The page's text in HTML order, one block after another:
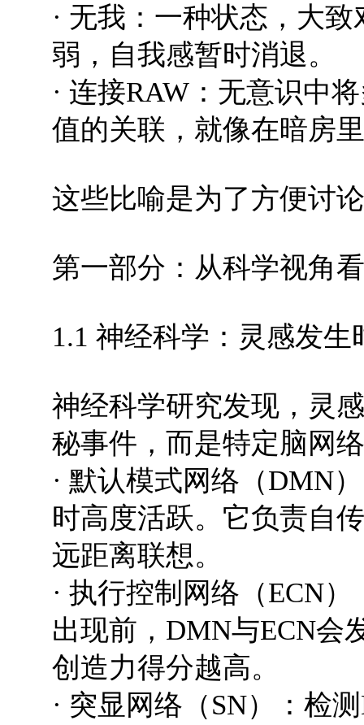
· 无我：一种状态，大
弱，自我感暂时消退。
· 连接RAW：无意识中
值的关联，就像在暗房
这些比喻是为了方便讨
第一部分：从科学视角
1.1 神经科学：灵感发
神经科学研究发现，
秘事件，而是特定脑网
· 默认模式网络（DMN
时高度活跃。它负责自
远距离联想。
· 执行控制网络（ECN
出现前，DMN与ECN会
创造力得分越高。
· 突显网络（SN）：检